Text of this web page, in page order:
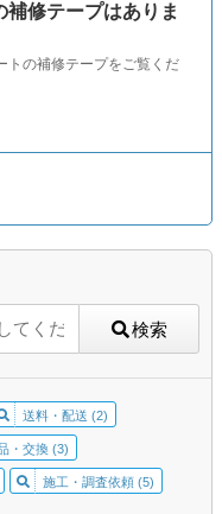
補修テープはありま
トの補修テープをご覧くだ
検索
送料・配送 (2)
・交換 (3)
施工・調査依頼 (5)